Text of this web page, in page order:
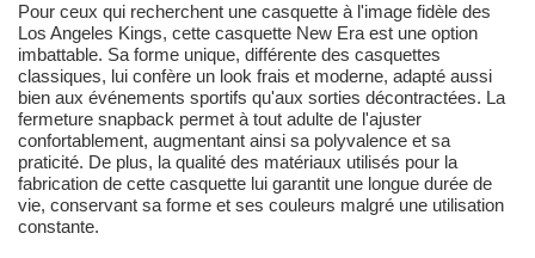
Pour ceux qui recherchent une casquette à l'image fidèle des
Los Angeles Kings, cette casquette New Era est une option
imbattable. Sa forme unique, différente des casquettes
classiques, lui confère un look frais et moderne, adapté aussi
bien aux événements sportifs qu'aux sorties décontractées. La
fermeture snapback permet à tout adulte de l'ajuster
confortablement, augmentant ainsi sa polyvalence et sa
praticité. De plus, la qualité des matériaux utilisés pour la
fabrication de cette casquette lui garantit une longue durée de
vie, conservant sa forme et ses couleurs malgré une utilisation
constante.